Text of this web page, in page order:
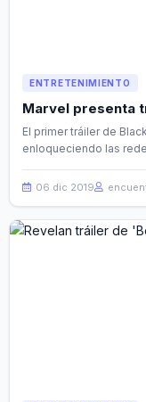
ENTRETENIMIENTO
Marvel presenta
El primer tráiler de
enloqueciendo las
06 dic 2019